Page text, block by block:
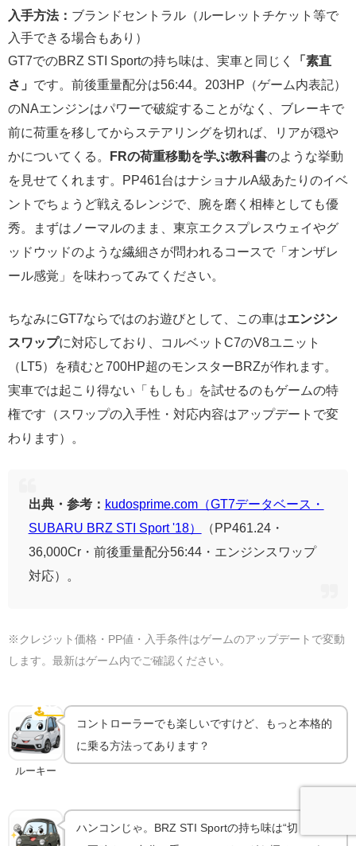
入手方法： ブランドセントラル（ルーレットチケット等で
入手できる場合もあり）
GT7でのBRZ STI Sportの持ち味は、実車と同じく
「素直
さ」 です。前後重量配分は56:44。203HP（ゲーム内表記）
のNAエンジンはパワーで破綻することがなく、ブレーキで
前に荷重を移してからステアリングを切れば、リアが穏や
かについてくる。
FRの荷重移動を学ぶ教科書のような挙動
を見せてくれます。PP461台はナショナルA級あたりのイベ
ントでちょうど戦えるレンジで、腕を磨く相棒としても優
秀。まずはノーマルのまま、東京エクスプレスウェイやグ
ッドウッドのような繊細さが問われるコースで「オンザレ
ール感覚」を味わってみてください。
ちなみにGT7ならではのお遊びとして、この車はエンジン
スワップに対応しており、コルベットC7のV8ユニット
（LT5）を積むと700HP超のモンスターBRZが作れます。
実車では起こり得ない「もしも」を試せるのもゲームの特
権です（スワップの入手性・対応内容はアップデートで変
わります）。
出典・参考： kudosprime.com（GT7データベース・
SUBARU BRZ STI Sport '18）
（PP461.24・
36,000Cr・前後重量配分56:44・エンジンスワップ
対応）。
※クレジット価格・PP値・入手条件はゲームのアップデートで変動
します。最新はゲーム内でご確認ください。
🕹️ ハンコン
ハンコンで乗るともっと気持ちいい｜機材ガイド
ルーキー
コントローラーでも楽しいですけど、もっと本格的
に乗る方法ってあります？
ハンコンじゃ。BRZ STI Sportの持ち味は“切り始め